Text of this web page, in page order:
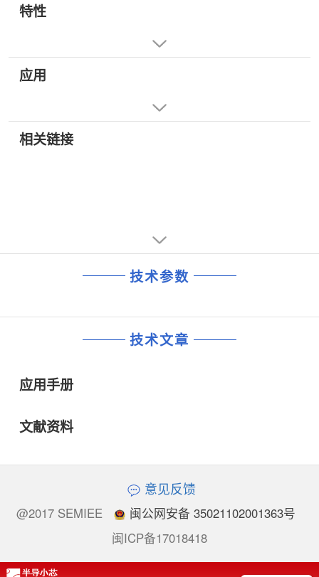
特性
应用
相关链接
技术参数
技术文章
应用手册
文献资料
意见反馈
@2017 SEMIEE
闽公网安备 35021102001363号
闽ICP备17018418